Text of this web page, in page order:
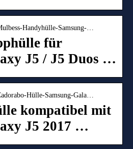
Handyhülle-Samsung-…
für
J5 / J5 Duos …
Hülle-Samsung-Gala…
kompatibel mit
J5 2017 …